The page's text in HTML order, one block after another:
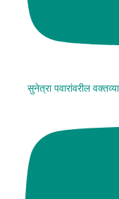
सुनेत्रा पवारांवरील